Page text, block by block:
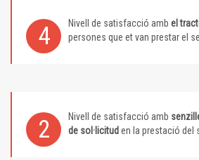
4 Nivell de satisfacció amb el
persones que et van prestar el
2 Nivell de satisfacció amb
de sol·licitud en la prestació del